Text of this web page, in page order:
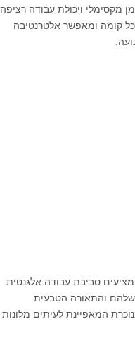
מקסימלי ויכולת עבודה רציפה
קומה ומאפשר אלטרנטיבה
סביבת עבודה אלגנטית
שלהם והתאורה הטבעית
המאפיינת לעיתים מלונות